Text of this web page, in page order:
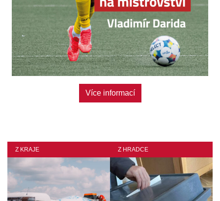
Více informací
Odebírat
Z KRAJE Z HRADCE